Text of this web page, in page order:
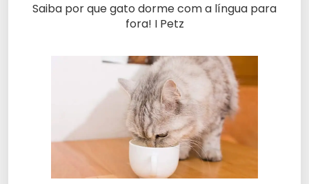
Saiba por que gato dorme com a língua para
fora! I Petz